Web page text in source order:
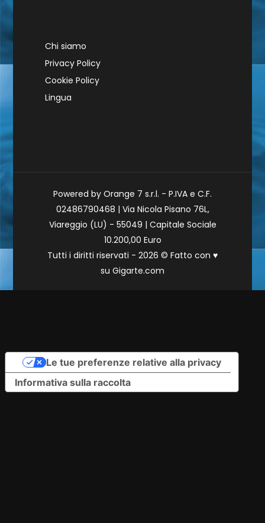
Chi siamo
Privacy Policy
Cookie Policy
Lingua
Powered by Orange 7 s.r.l. - P.IVA e C.F.
02486790468 | Via Nicola Pisano 76L,
Viareggio (LU) - 55049 | Capitale Sociale
10.200,00 Euro
Tutti i diritti riservati - 2026 © Fatto con ♥
su Gigarte.com
Informativa sulla raccolta
Le tue preferenze relative alla privacy